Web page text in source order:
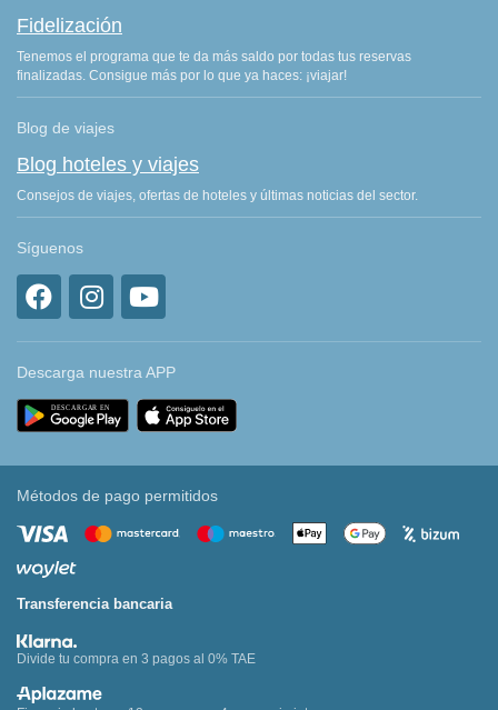
Fidelización
Tenemos el programa que te da más saldo por todas tus reservas
finalizadas. Consigue más por lo que ya haces: ¡viajar!
Blog de viajes
Blog hoteles y viajes
Consejos de viajes, ofertas de hoteles y últimas noticias del sector.
Síguenos
Descarga nuestra APP
Métodos de pago permitidos
Transferencia bancaria
Divide tu compra en 3 pagos al 0% TAE